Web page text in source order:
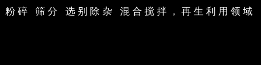
粉碎 筛分 选别除杂 混合搅拌，再生利用领域